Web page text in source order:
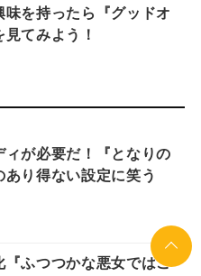
味を持ったら『グッドオ
てみよう！
ィが必要だ！『となりの
あり得ない設定に笑う
『ふつつかな悪女ではご